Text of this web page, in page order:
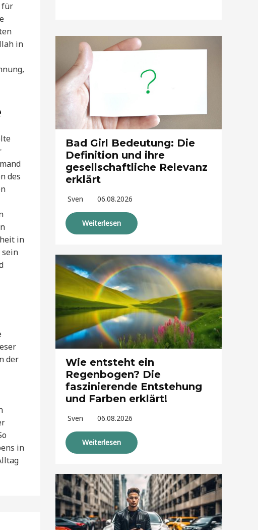
für
in
des
in
sein
der
in
Bad Girl Bedeutung: Die
Definition und ihre
gesellschaftliche Relevanz
erklärt
Sven 06.08.2026
Weiterlesen
Wie entsteht ein
Regenbogen? Die
faszinierende Entstehung
und Farben erklärt!
Sven 06.08.2026
Weiterlesen